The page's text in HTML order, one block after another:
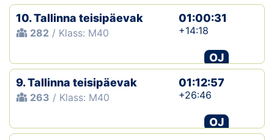
10. Tallinna teisipäevak
282 / Klass: M40
01:00:31
+14:18
OJ
9. Tallinna teisipäevak
263 / Klass: M40
01:12:57
+26:46
OJ